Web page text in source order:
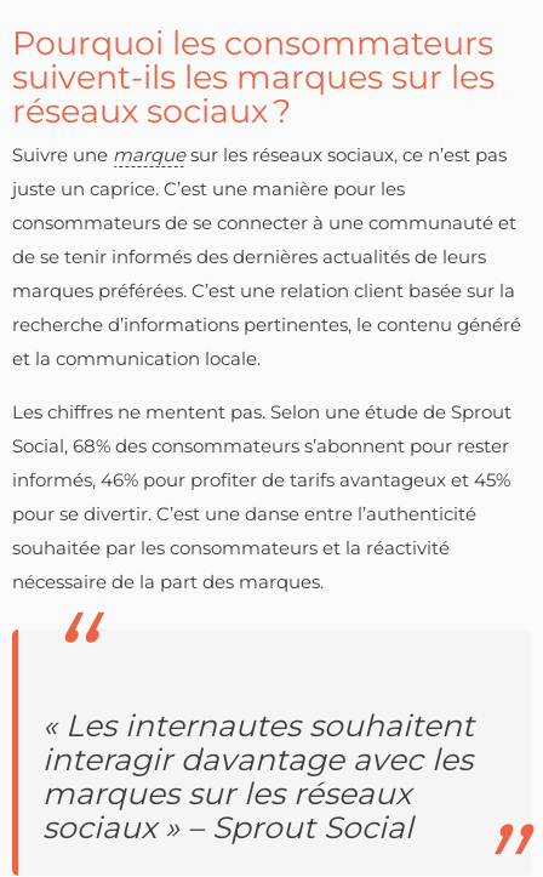
Pourquoi les consommateurs
suivent-ils les marques sur les
réseaux sociaux ?
Suivre une marquesur les réseaux sociaux, ce n’est pas
juste un caprice. C’est une manière pour les
consommateurs de se connecter à une communauté et
de se tenir informés des dernières actualités de leurs
marques préférées. C’est une relation client basée sur la
recherche d’informations pertinentes, le contenu généré
et la communication locale.
Les chiffres ne mentent pas. Selon une étude de Sprout
Social, 68% des consommateurs s’abonnent pour rester
informés, 46% pour profiter de tarifs avantageux et 45%
pour se divertir. C’est une danse entre l’authenticité
souhaitée par les consommateurs et la réactivité
nécessaire de la part des marques.
« Les internautes souhaitent
interagir davantage avec les
marques sur les réseaux
sociaux » – Sprout Social